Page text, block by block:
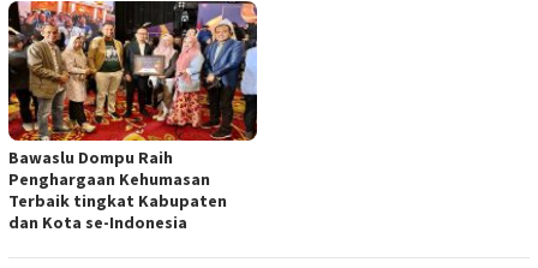
Bawaslu Dompu Raih
Penghargaan Kehumasan
Terbaik tingkat Kabupaten
dan Kota se-Indonesia